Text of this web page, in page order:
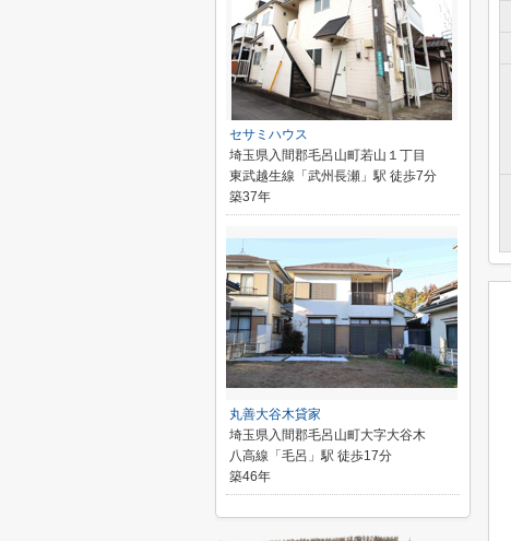
セサミハウス
埼玉県入間郡毛呂山町若山１丁目
東武越生線「武州長瀬」駅 徒歩7分
築37年
丸善大谷木貸家
埼玉県入間郡毛呂山町大字大谷木
八高線「毛呂」駅 徒歩17分
築46年